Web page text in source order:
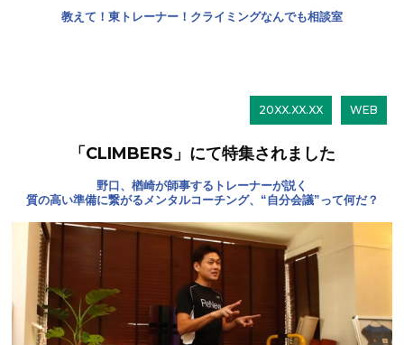
教えて！東トレーナー！クライミングなんでも相談室
20XX.XX.XX WEB
「CLIMBERS」にて特集されました
野口、楢崎が師事するトレーナーが説く
質の高い準備に繋がるメンタルコーチング、“自分会議”って何だ？